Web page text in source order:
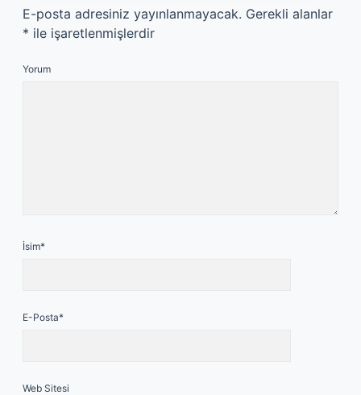
E-posta adresiniz yayınlanmayacak. Gerekli alanlar
* ile işaretlenmişlerdir
Yorum
İsim*
E-Posta*
Web Sitesi